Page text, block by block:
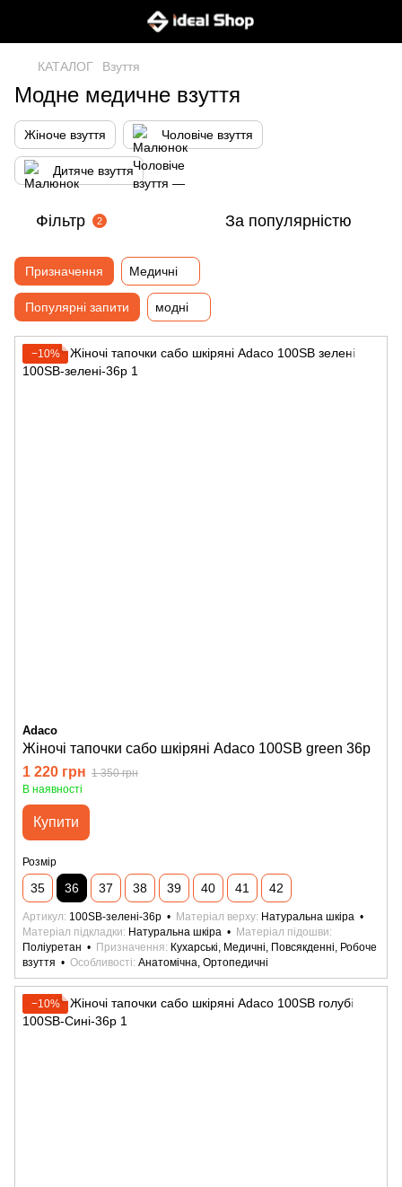
КАТАЛОГ Взуття
Модне медичне взуття
Жіноче взуття Чоловіче взуття
Дитяче взуття
Фільтр 2 За популярністю
Призначення Медичні
Популярні запити модні
−10%
Adaco
Жіночі тапочки сабо шкіряні Adaco 100SB green 36р
1 220 грн 1 350 грн
В наявності
Купити
Розмір
35 36 37 38 39 40 41 42
Артикул 100SB-зелені-36р Матеріал верху Натуральна шкіра
Матеріал підкладки
Натуральна шкіра
Матеріал підошви
Поліуретан
Призначення
Кухарські, Медичні, Повсякденні, Робоче
взуття
Особливості Анатомічна, Ортопедичні
−10%